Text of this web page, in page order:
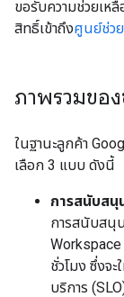
ขอรับความช่วยเห
สิทธิ์เข้าถึงศูนย์ช่ว
ภาพรวมขอ
ในฐานะลูกค้า
เลือก 3 แบบ ดังนี้
การสนับสนุ
การสนับสนุ
ชั่วโมง ซึ่งจ
บริการ